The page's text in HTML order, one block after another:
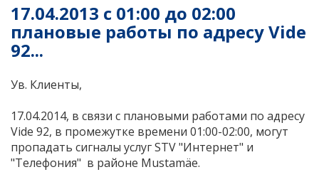
17.04.2013 с 01:00 до 02:00
плановые работы по адресу Vide
92...
Ув. Клиенты,
17.04.2014, в связи с плановыми работами по адресу
Vide 92, в промежутке времени 01:00-02:00, могут
пропадать сигналы услуг STV "Интернет" и
"Телефония" в районе Mustamäe.